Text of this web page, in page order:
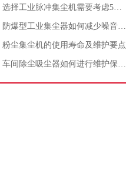
选择工业脉冲集尘机需要考虑5大因素,你都了解吗?
防爆型工业集尘器如何减少噪音?三个方法轻松解决
粉尘集尘机的使用寿命及维护要点
车间除尘吸尘器如何进行维护保养？